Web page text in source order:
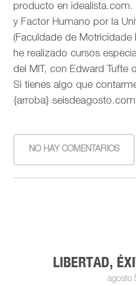
producto en
y Factor Humano por la
(Faculdade de Motricidade
he realizado cursos
del MIT, con Edward Tufte
Si tienes algo que
{arroba} seisdeagosto.com
NO HAY COMENTARIOS
LIBERTAD,
agosto